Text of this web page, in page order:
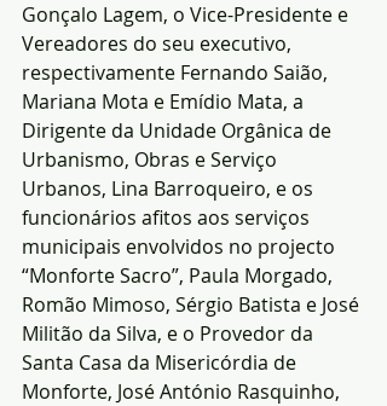
Gonçalo Lagem, o Vice-Presidente e
Vereadores do seu executivo,
respectivamente Fernando Saião,
Mariana Mota e Emídio Mata, a
Dirigente da Unidade Orgânica de
Urbanismo, Obras e Serviço
Urbanos, Lina Barroqueiro, e os
funcionários afitos aos serviços
municipais envolvidos no projecto
“Monforte Sacro”, Paula Morgado,
Romão Mimoso, Sérgio Batista e José
Militão da Silva, e o Provedor da
Santa Casa da Misericórdia de
Monforte, José António Rasquinho,